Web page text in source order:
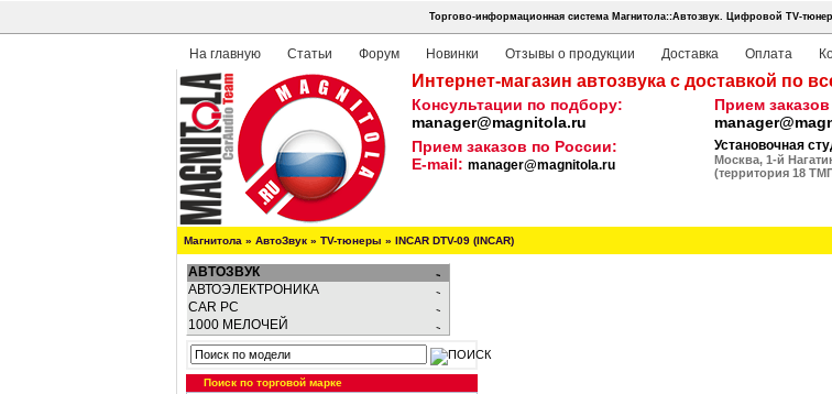
Торгово-информационная система Магнитола::Автозвук. Цифровой TV-
На главную Статьи Форум Новинки Отзывы о продукции Доставка Оплата
Интернет-магазин автозвука с доставкой по
Консультации по подбору:
manager@magnitola.ru
Прием
Прием заказов по России:
E-mail: manager@magnitola.ru
Установочная
Москва, 1-й
(территория 18
Магнитола » АвтоЗвук » TV-тюнеры » INCAR DTV-09 (INCAR)
АВТОЗВУК
АВТОЭЛЕКТРОНИКА
CAR PC
1000 МЕЛОЧЕЙ
Поиск по торговой марке